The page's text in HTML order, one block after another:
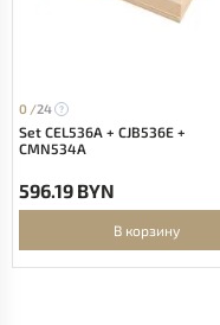
0 /24
Set CEL536A + CJB536E +
CMN534A
596.19 BYN
В корзину